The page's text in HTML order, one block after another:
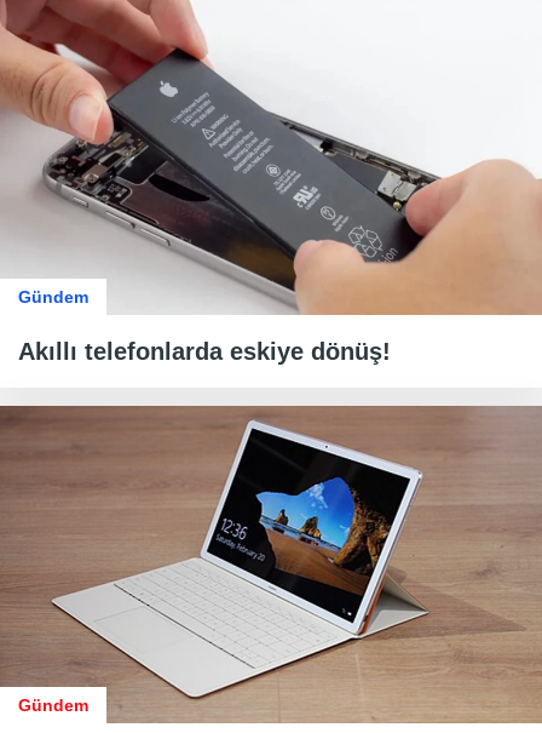
Gündem
Akıllı telefonlarda eskiye dönüş!
Gündem